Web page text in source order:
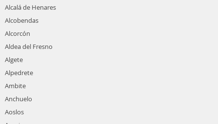
Alcalá de Henares
Alcobendas
Alcorcón
Aldea del Fresno
Algete
Alpedrete
Ambite
Anchuelo
Aoslos